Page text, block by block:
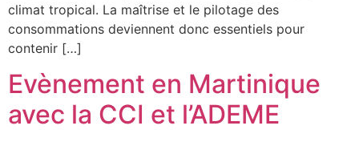
climat tropical. La maîtrise et le pilotage des
consommations deviennent donc essentiels pour
contenir […]
Evènement en Martinique
avec la CCI et l’ADEME